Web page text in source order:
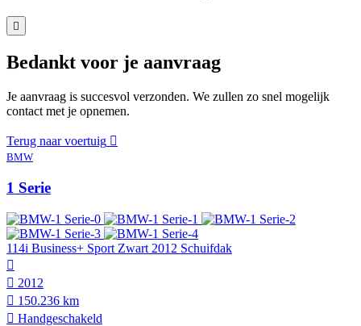
Bedankt voor je aanvraag
Je aanvraag is succesvol verzonden. We zullen zo snel mogelijk
contact met je opnemen.
Terug naar voertuig
BMW
1 Serie
114i Business+ Sport Zwart 2012 Schuifdak
2012
150.236 km
Hand­geschakeld